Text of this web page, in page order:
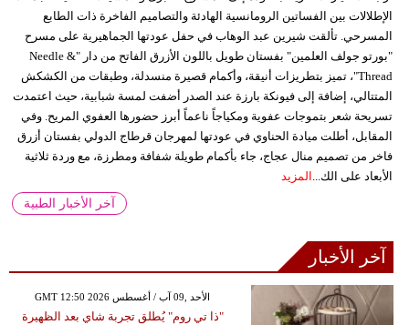
الإطلالات بين الفساتين الرومانسية الهادئة والتصاميم الفاخرة ذات الطابع
المسرحي. تألقت شيرين عبد الوهاب في حفل عودتها الجماهيرية على مسرح
"بورتو جولف العلمين" بفستان طويل باللون الأزرق الفاتح من دار "Needle &
Thread"، تميز بتطريزات أنيقة، وأكمام قصيرة منسدلة، وطبقات من الكشكش
المتتالي، إضافة إلى فيونكة بارزة عند الصدر أضفت لمسة شبابية، حيث اعتمدت
تسريحة شعر بتموجات عفوية ومكياجاً ناعماً أبرز حضورها العفوي المريح. وفي
المقابل، أطلت ميادة الحناوي في عودتها لمهرجان قرطاج الدولي بفستان أزرق
فاخر من تصميم منال عجاج، جاء بأكمام طويلة شفافة ومطرزة، مع وردة ثلاثية
الأبعاد على الك... المزيد
آخر الأخبار الطبية
آخر الأخبار
GMT 12:50 2026 الأحد ,09 آب / أغسطس
"ذا تي روم" يُطلق تجربة شاي بعد الظهيرة